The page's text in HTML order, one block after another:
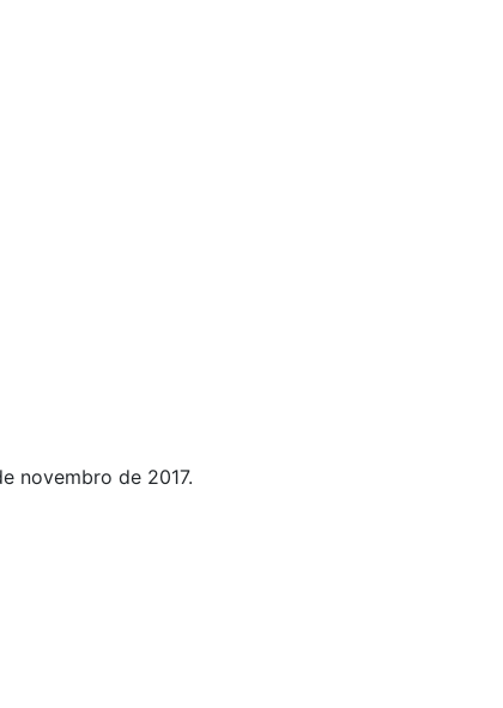
novembro de 2017.